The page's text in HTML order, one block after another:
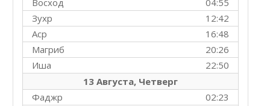
04:55
Восход
12:42
Зухр
16:48
Аср
20:26
Магриб
22:50
Иша
13 Августа, Четверг
02:23
Фаджр